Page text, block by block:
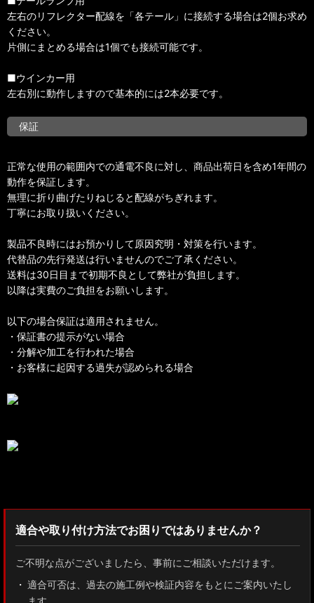
左右のリフレクター配線を「各テール」に接続する場合は2個お求め
ください。
片側にまとめる場合は1個でも接続可能です。
■ウインカー用
左右別に動作しますので基本的には2本必要です。
保証
正常な使用の範囲内での通電不良に対し、商品出荷日を含め1年間の
動作を保証します。
無理に折り曲げたりねじると配線がちぎれます。
丁寧にお取り扱いください。
製品不良時にはお預かりして原因究明・対策を行います。
代替品の先行発送は行いませんのでご了承ください。
送料は30日目まで初期不良として弊社が負担します。
以降は実費のご負担をお願いします。
以下の場合保証は適用されません。
・保証書の提示がない場合
・分解や加工を行われた場合
・お客様に起因する過失が認められる場合
適合や取り付け方法でお困りではありませんか？
ご不明な点がございましたら、事前にご相談いただけます。
適合可否は、過去の施工例や検証内容をもとにご案内いたし
ます